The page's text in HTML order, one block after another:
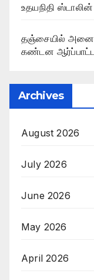
உதயநிதி ஸ்டாலின்
தஞ்சையில்
கண்டன
Archives
August 2026
July 2026
June 2026
May 2026
April 2026